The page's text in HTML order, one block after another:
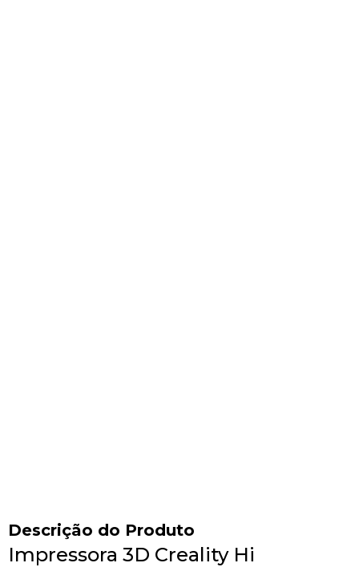
Descrição do Produto
Impressora 3D Creality Hi